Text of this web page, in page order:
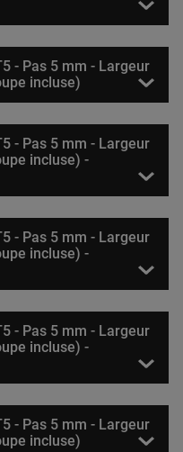
- Pas 5 mm - Largeur
incluse)
- Pas 5 mm - Largeur
incluse) -
- Pas 5 mm - Largeur
incluse) -
- Pas 5 mm - Largeur
incluse) -
- Pas 5 mm - Largeur
incluse)